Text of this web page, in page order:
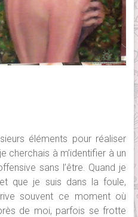
éléments pour réaliser
cherchais à m’identifier à un
sans l’être. Quand je
que je suis dans la foule,
souvent ce moment où
de moi, parfois se frotte